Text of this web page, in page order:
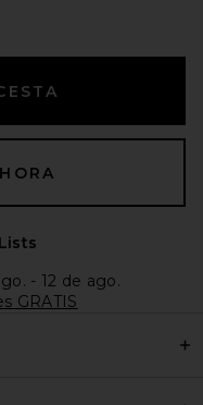
- 12 de ago.
GRATIS